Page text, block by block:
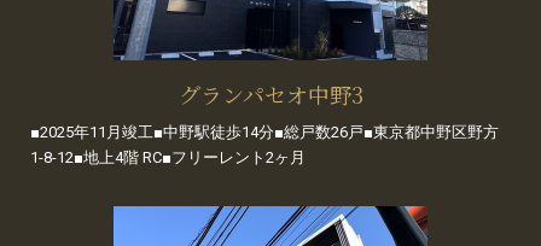
グランパセオ中野3
■2025年11月竣工■中野駅徒歩14分■総戸数26戸■東京都中野区野方
1-8-12■地上4階 RC■フリーレント2ヶ月